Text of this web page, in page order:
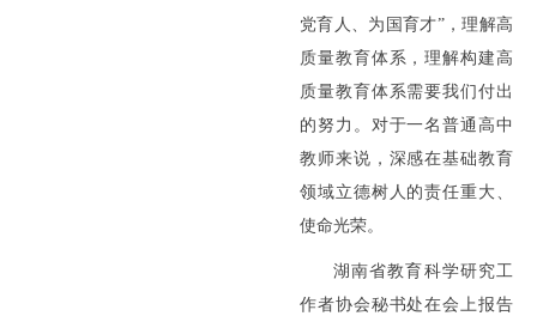
党育人、为国育才”，理解高
质量教育体系，理解构建高
质量教育体系需要我们付出
的努力。对于一名普通高中
教师来说，深感在基础教育
领域立德树人的责任重大、
使命光荣。
湖南省教育科学研究工
作者协会秘书处在会上报告